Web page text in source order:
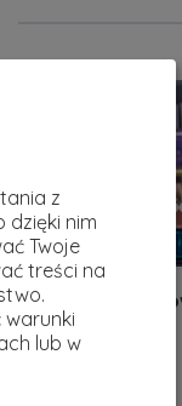
Powiązany artykuł
Premiera:
strefakursów.pl
13 kwietnia 2026
z
dzięki nim
Twoje
treści na
warunki
lub w